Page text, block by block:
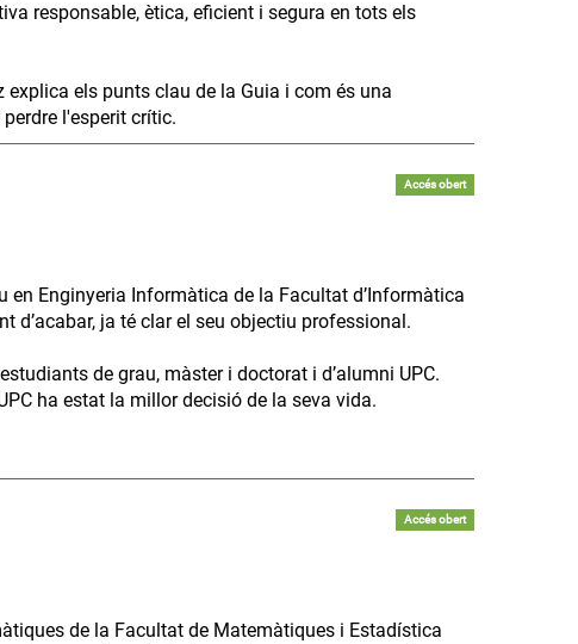
responsable, ètica, eficient i segura en tots els
els punts clau de la Guia i com és una
l'esperit crític.
Accés obert
en Enginyeria Informàtica de la Facultat d’Informàtica
d’acabar, ja té clar el seu objectiu professional.
de grau, màster i doctorat i d’alumni UPC.
ha estat la millor decisió de la seva vida.
Accés obert
de la Facultat de Matemàtiques i Estadística